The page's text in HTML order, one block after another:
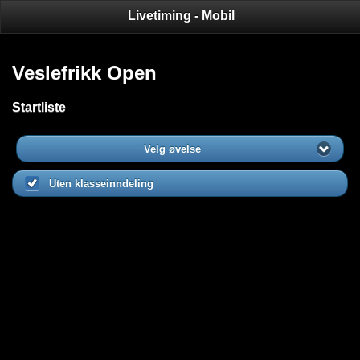
Livetiming - Mobil
Veslefrikk Open
Startliste
Velg øvelse
Uten klasseinndeling